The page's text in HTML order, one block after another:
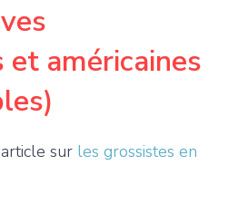
et américaines
sur les grossistes en